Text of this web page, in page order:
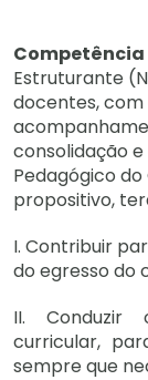
Competência
Estruturante
docentes, com
consolidação
Pedagógico
propositivo,
I. Contribuir
do egresso do
II. Conduzir
curricular,
sempre que